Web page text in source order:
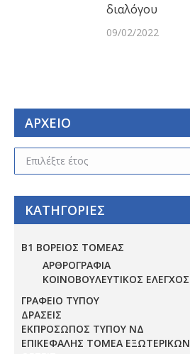
διαλόγου
09/02/2022
ΑΡΧΕΙΟ
ΑΡΧΕΙΟ
ΚΑΤΗΓΟΡΙΕΣ
Β1 ΒΟΡΕΙΟΣ ΤΟΜΕΑΣ
ΑΡΘΡΟΓΡΑΦΙΑ
ΚΟΙΝΟΒΟΥΛΕΥΤΙΚΟΣ ΕΛΕΓΧΟΣ
ΓΡΑΦΕΙΟ ΤΥΠΟΥ
ΔΡΑΣΕΙΣ
ΕΚΠΡΟΣΩΠΟΣ ΤΥΠΟΥ ΝΔ
ΕΠΙΚΕΦΑΛΗΣ ΤΟΜΕΑ ΕΞΩΤΕΡΙΚΩΝ